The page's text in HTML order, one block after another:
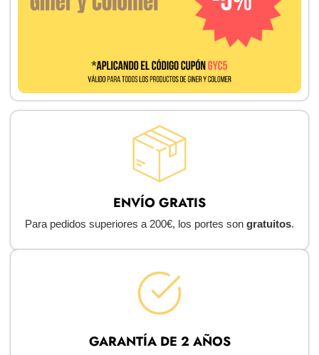
ENVÍO GRATIS
Para pedidos superiores a 200€, los portes son gratuitos.
GARANTÍA DE 2 AÑOS